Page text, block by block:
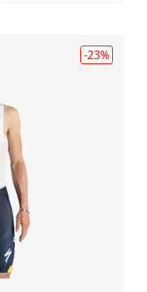
-23%